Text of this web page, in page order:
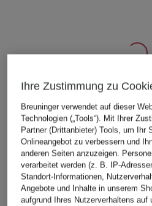
ÄHNLICHE ARTIKEL
Ihre Zustimmung zu
Breuninger verwendet auf dieser
Technologien („Tools“). Mit Ihrer
Partner (Drittanbieter) Tools, um Ihr
Onlineangebot zu verbessern und
anderen Seiten anzuzeigen.
verarbeitet werden (z. B. IP-
Standort-Informationen,
Angebote und Inhalte in unserem
aufgrund Ihres Nutzerverhaltens auf